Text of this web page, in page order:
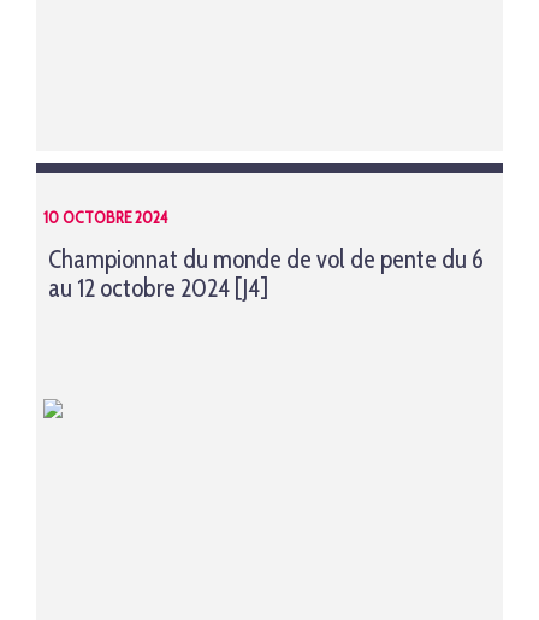
10 OCTOBRE 2024
Championnat du monde de vol de pente du 6
au 12 octobre 2024 [J4]